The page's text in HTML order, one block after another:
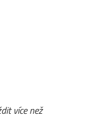
více než